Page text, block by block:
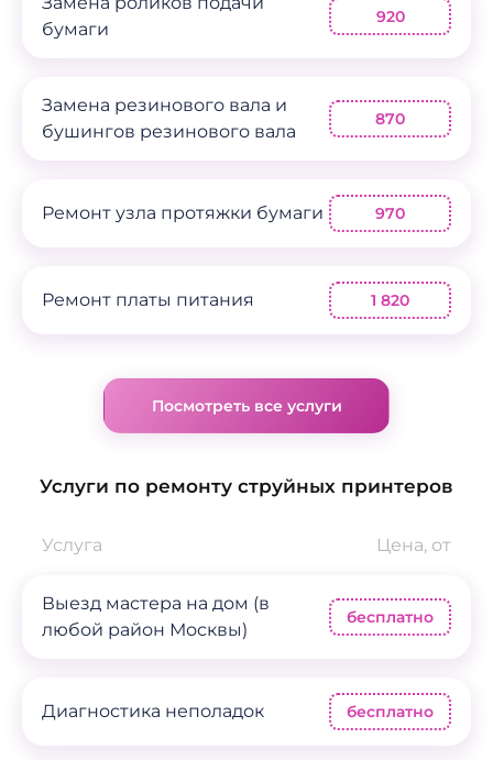
бумаги
920
Замена резинового вала и
бушингов резинового вала
870
Ремонт узла протяжки бумаги 970
Ремонт платы питания 1 820
Посмотреть все услуги
Услуги по ремонту струйных принтеров
Услуга Цена, от
Выезд мастера на дом (в
любой район Москвы)
бесплатно
Диагностика неполадок бесплатно